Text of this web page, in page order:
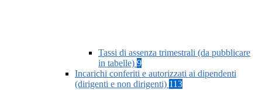
Tassi di assenza trimestrali (da pubblicare
in tabelle) 9
Incarichi conferiti e autorizzati ai dipendenti
(dirigenti e non dirigenti) 113